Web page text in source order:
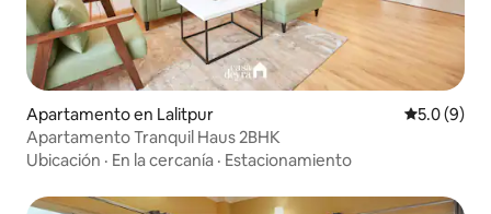
Apartamento en Lalitpur
5.0 (9)
Apartamento Tranquil Haus 2BHK
Ubicación · En la cercanía · Estacionamiento